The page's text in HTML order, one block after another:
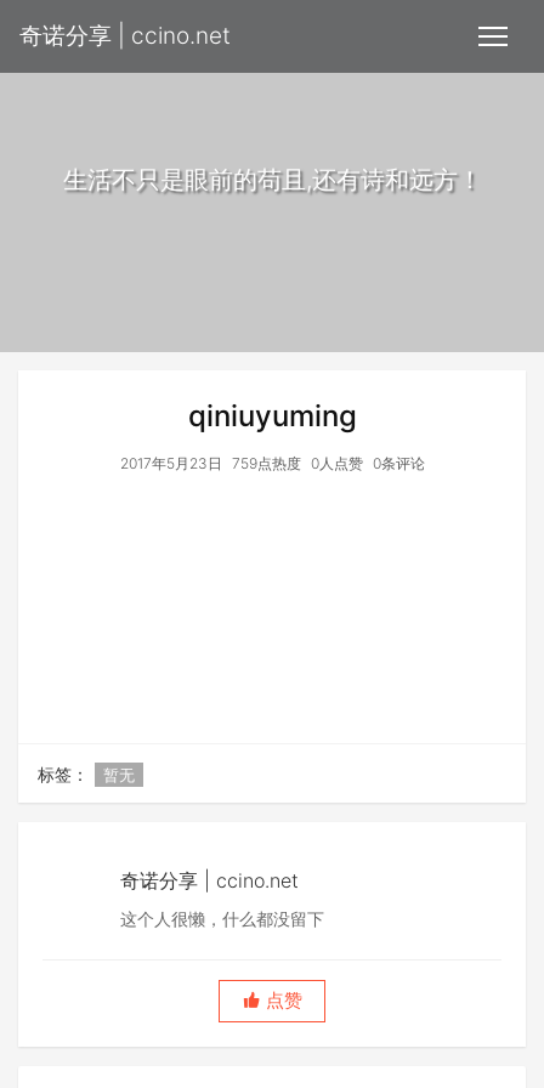
奇诺分享 | ccino.net
生活不只是眼前的苟且,还有诗和远方！
qiniuyuming
2017年5月23日 759点热度 0人点赞 0条评论
标签： 暂无
奇诺分享 | ccino.net
这个人很懒，什么都没留下
点赞